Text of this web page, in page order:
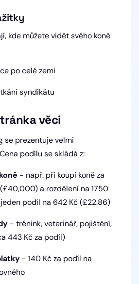
kde můžete vidět svého koně
po celé zemi
syndikátu
věci
se prezentuje velmi
podílu se skládá z:
- např. při koupi koně za
(£40,000) a rozdělení na 1750
podíl na 642 Kč (£22.86)
- trénink, veterinář, pojištění,
443 Kč za podíl)
- 140 Kč za podíl na